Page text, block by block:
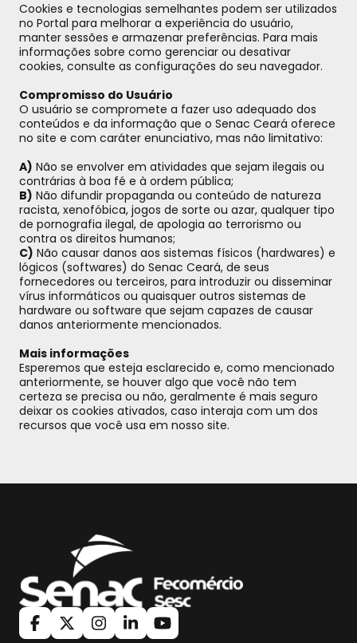
Cookies e tecnologias semelhantes podem ser utilizados
no Portal para melhorar a experiência do usuário,
manter sessões e armazenar preferências. Para mais
informações sobre como gerenciar ou desativar
cookies, consulte as configurações do seu navegador.
Compromisso do Usuário
O usuário se compromete a fazer uso adequado dos
conteúdos e da informação que o Senac Ceará oferece
no site e com caráter enunciativo, mas não limitativo:
A) Não se envolver em atividades que sejam ilegais ou
contrárias à boa fé e à ordem pública;
B) Não difundir propaganda ou conteúdo de natureza
racista, xenofóbica, jogos de sorte ou azar, qualquer tipo
de pornografia ilegal, de apologia ao terrorismo ou
contra os direitos humanos;
C) Não causar danos aos sistemas físicos (hardwares) e
lógicos (softwares) do Senac Ceará, de seus
fornecedores ou terceiros, para introduzir ou disseminar
vírus informáticos ou quaisquer outros sistemas de
hardware ou software que sejam capazes de causar
danos anteriormente mencionados.
Mais informações
Esperemos que esteja esclarecido e, como mencionado
anteriormente, se houver algo que você não tem
certeza se precisa ou não, geralmente é mais seguro
deixar os cookies ativados, caso interaja com um dos
recursos que você usa em nosso site.